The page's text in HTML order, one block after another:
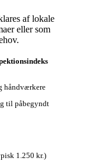
af lokale
eller som
håndværkere
til påbegyndt
1.250 kr.)